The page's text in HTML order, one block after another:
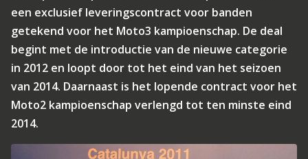
een exclusief leveringscontract voor banden
getekend voor het Moto3 kampioenschap. De deal
begint met de introductie van de nieuwe categorie
in 2012 en loopt door tot het eind van het seizoen
van 2014. Daarnaast is het lopende contract voor het
Moto2 kampioenschap verlengd tot ten minste eind
2014.